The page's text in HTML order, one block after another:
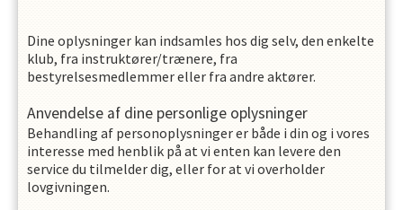
Dine oplysninger kan indsamles hos dig selv, den enkelte
klub, fra instruktører/trænere, fra
bestyrelsesmedlemmer eller fra andre aktører.
Anvendelse af dine personlige oplysninger
Behandling af personoplysninger er både i din og i vores
interesse med henblik på at vi enten kan levere den
service du tilmelder dig, eller for at vi overholder
lovgivningen.